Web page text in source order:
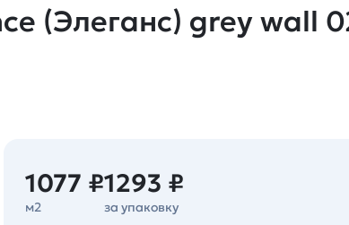
(Элеганс) grey wall
1077 ₽
м2
1293 ₽
за упаковку